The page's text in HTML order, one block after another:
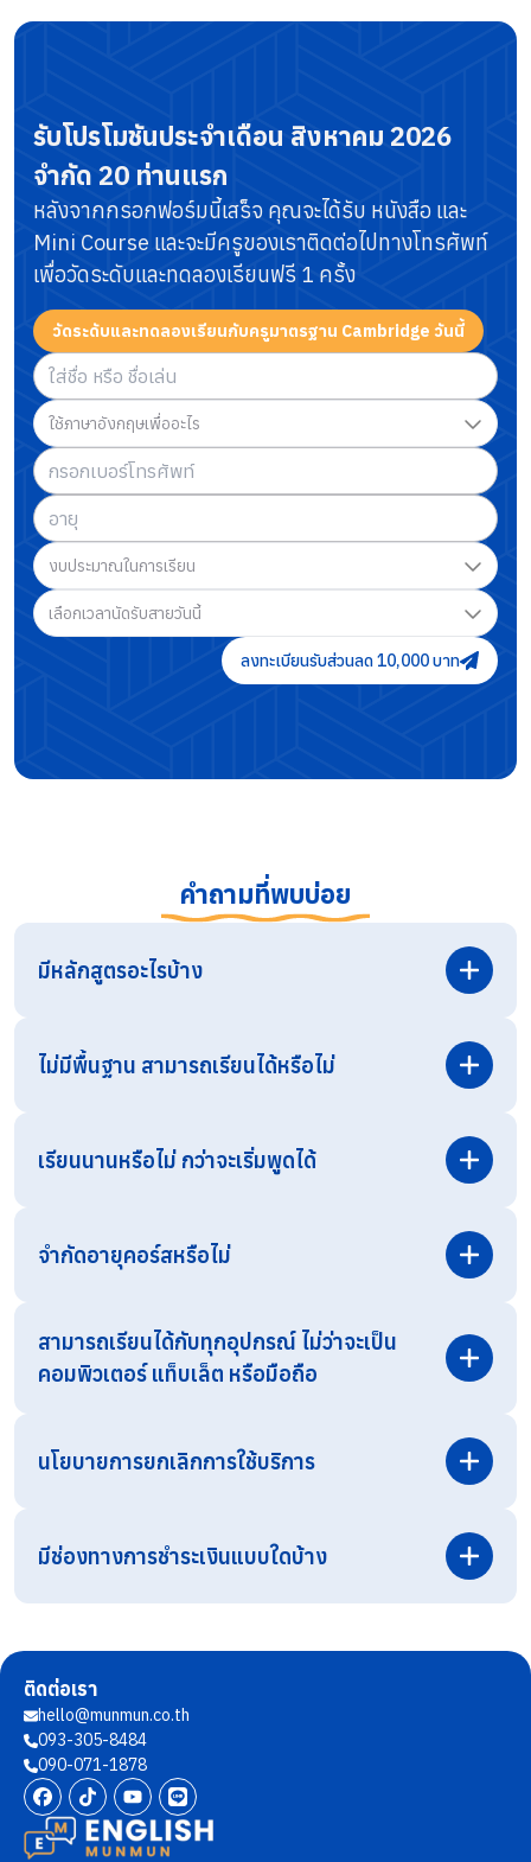
รับโปรโมชันประจำเดือน สิงหาคม 2026
จำกัด 20 ท่านแรก
หลังจากกรอกฟอร์มนี้เสร็จ คุณจะได้รับ หนังสือ และ
Mini Course และจะมีครูของเราติดต่อไปทางโทรศัพท์
เพื่อวัดระดับและทดลองเรียนฟรี 1 ครั้ง
วัดระดับและทดลองเรียนกับครูมาตรฐาน Cambridge วันนี้
ใช้ภาษาอังกฤษเพื่ออะไร
งบประมาณในการเรียน
เลือกเวลานัดรับสายวันนี้
ลงทะเบียนรับส่วนลด 10,000 บาท
คำถามที่พบบ่อย
มีหลักสูตรอะไรบ้าง
ไม่มีพื้นฐาน สามารถเรียนได้หรือไม่
เรียนนานหรือไม่ กว่าจะเริ่มพูดได้
จำกัดอายุคอร์สหรือไม่
สามารถเรียนได้กับทุกอุปกรณ์ ไม่ว่าจะเป็น
คอมพิวเตอร์ แท็บเล็ต หรือมือถือ
นโยบายการยกเลิกการใช้บริการ
มีช่องทางการชำระเงินแบบใดบ้าง
ติดต่อเรา
hello@munmun.co.th
093-305-8484
090-071-1878